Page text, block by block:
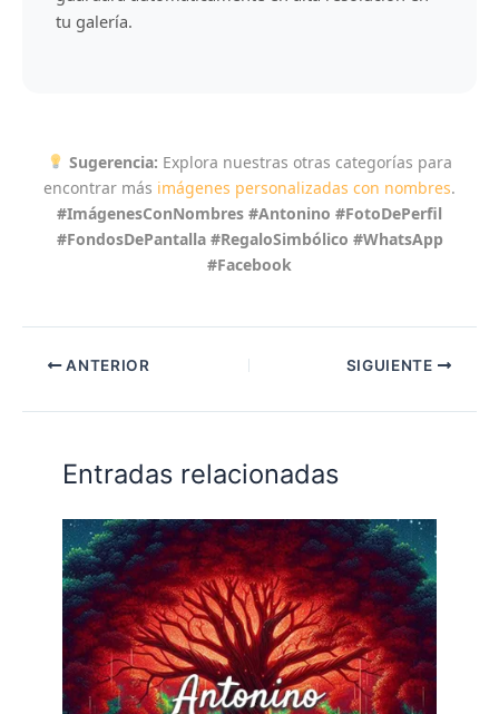
tu galería.
Sugerencia: Explora nuestras otras categorías para
encontrar más imágenes personalizadas con nombres.
#ImágenesConNombres #Antonino #FotoDePerfil
#FondosDePantalla #RegaloSimbólico #WhatsApp
#Facebook
ANTERIOR SIGUIENTE
Entradas relacionadas